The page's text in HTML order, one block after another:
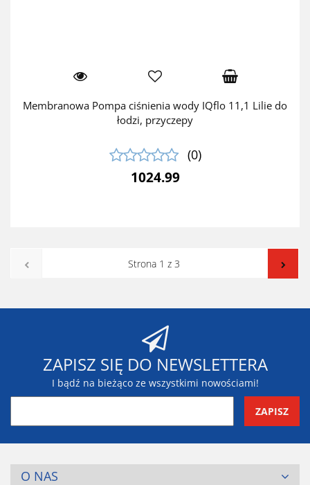
Membranowa Pompa ciśnienia wody IQflo 11,1 Lilie do
łodzi, przyczepy
(0)
1024.99
ZAPISZ SIĘ DO NEWSLETTERA
I bądź na bieżąco ze wszystkimi nowościami!
O NAS